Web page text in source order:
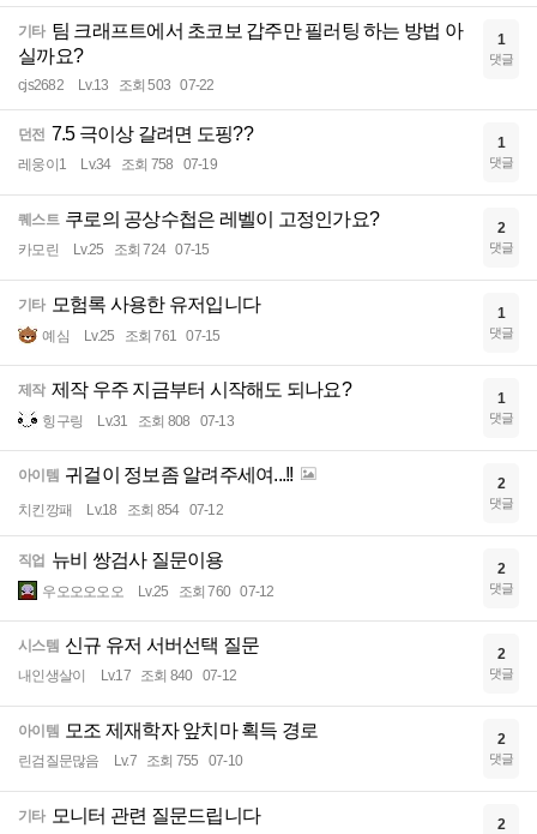
기타 팀 크래프트에서 초코보 갑주만 필러팅 하는 방법 아
실까요?
cjs2682 Lv.13 조회 503 07-22
1
댓글
던전 7.5 극이상 갈려면 도핑??
레웅이1 Lv.34 조회 758 07-19
1
댓글
퀘스트 쿠로의 공상수첩은 레벨이 고정인가요?
카모린 Lv.25 조회 724 07-15
2
댓글
기타 모험록 사용한 유저입니다
예심 Lv.25 조회 761 07-15
1
댓글
제작 제작 우주 지금부터 시작해도 되나요?
힝구링 Lv.31 조회 808 07-13
1
댓글
아이템 귀걸이 정보좀 알려주세여...!!
치킨깡패 Lv.18 조회 854 07-12
2
댓글
직업 뉴비 쌍검사 질문이용
우오오오오오 Lv.25 조회 760 07-12
2
댓글
시스템 신규 유저 서버선택 질문
내인생살이 Lv.17 조회 840 07-12
2
댓글
아이템 모조 제재학자 앞치마 획득 경로
린검질문많음 Lv.7 조회 755 07-10
2
댓글
기타 모니터 관련 질문드립니다 2